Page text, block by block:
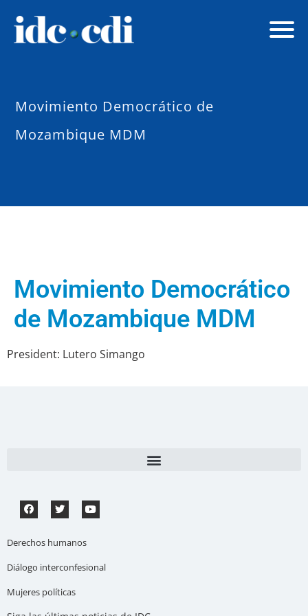
Movimiento Democrático de
Mozambique MDM
Movimiento Democrático
de Mozambique MDM
President: Lutero Simango
Derechos humanos
Diálogo interconfesional
Mujeres políticas